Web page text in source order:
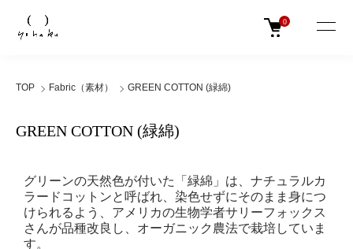
0
TOP Fabric（素材） GREEN COTTON (緑綿)
GREEN COTTON (緑綿)
グリーンの天然色が付いた「緑綿」は、ナチュラルカ
ラードコットンと呼ばれ、染色せずにそのまま身につ
けられるよう、アメリカの生物学者サリーフォックス
さんが品種改良し、オーガニック農法で栽培していま
す。